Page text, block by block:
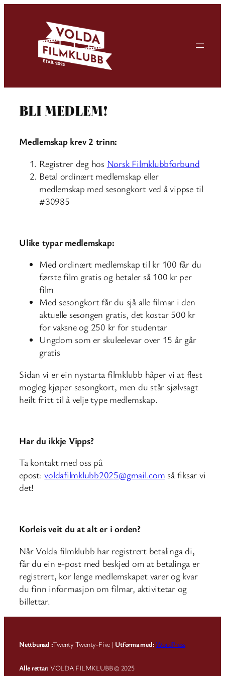
BLI MEDLEM!
Medlemskap krev 2 trinn:
Registrer deg hos Norsk Filmklubbforbund
Betal ordinært medlemskap eller
medlemskap med sesongkort ved å vippse til
#30985
Ulike typar medlemskap:
Med ordinært medlemskap til kr 100 får du
første film gratis og betaler så 100 kr per
film
Med sesongkort får du sjå alle filmar i den
aktuelle sesongen gratis, det kostar 500 kr
for vaksne og 250 kr for studentar
Ungdom som er skuleelevar over 15 år går
gratis
Sidan vi er ein nystarta filmklubb håper vi at flest
mogleg kjøper sesongkort, men du står sjølvsagt
heilt fritt til å velje type medlemskap.
Har du ikkje Vipps?
Ta kontakt med oss på
epost:voldafilmklubb2025@gmail.com så fiksar vi
det!
Korleis veit du at alt er i orden?
Når Volda filmklubb har registrert betalinga di,
får du ein e-post med beskjed om at betalinga er
registrert, kor lenge medlemskapet varer og kvar
du finn informasjon om filmar, aktivitetar og
billettar.
Nettbunad :Twenty Twenty-Five | Utforma med: WordPress
Alle rettar: VOLDA FILMKLUBB © 2025